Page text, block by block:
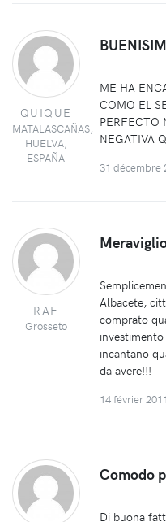
QUIQUE
MATALASCAÑAS,
HUELVA,
ESPAÑA
ME HA
COMO EL
PERFECTO
NEGATIVA
31 décembre
RAF
Grosseto
Albacete,
comprato
incantano
da avere!!!
14 février 2011
Comodo
Di buona